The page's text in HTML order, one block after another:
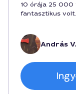
10 órája 25 000
fantasztikus volt.
András V.